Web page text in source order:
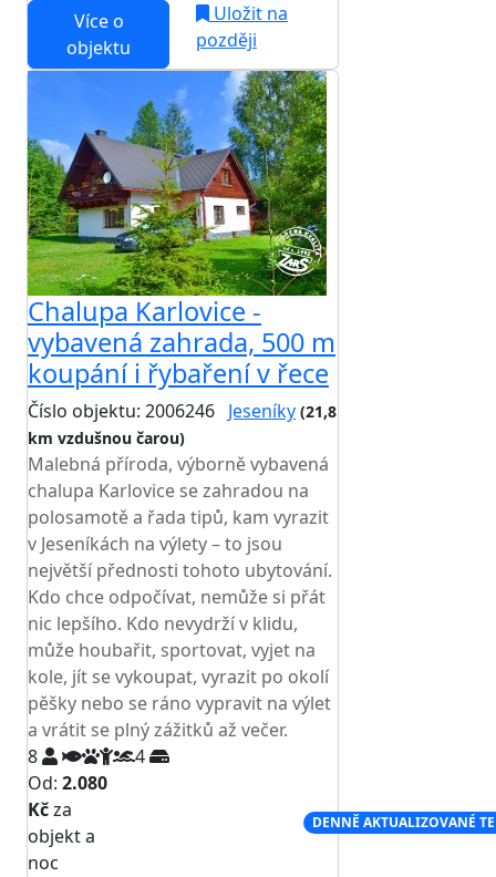
Více o
objektu
Uložit na
později
Chalupa Karlovice -
vybavená zahrada, 500 m
koupání i řybaření v řece
Číslo objektu: 2006246 Jeseníky (21,8
km vzdušnou čarou)
Malebná příroda, výborně vybavená
chalupa Karlovice se zahradou na
polosamotě a řada tipů, kam vyrazit
v Jeseníkách na výlety – to jsou
největší přednosti tohoto ubytování.
Kdo chce odpočívat, nemůže si přát
nic lepšího. Kdo nevydrží v klidu,
může houbařit, sportovat, vyjet na
kole, jít se vykoupat, vyrazit po okolí
pěšky nebo se ráno vypravit na výlet
a vrátit se plný zážitků až večer.
8
4
Od: 2.080
Kčza
objekt a
noc
DENNĚ AKTUALIZOVANÉ